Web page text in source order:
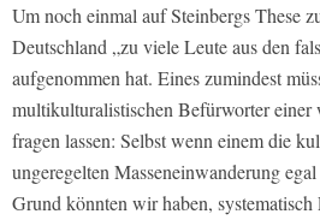
Um noch einmal auf Steinbergs These
Deutschland „zu viele Leute aus den
aufgenommen hat. Eines zumindest
multikulturalistischen Befürworter
fragen lassen: Selbst wenn einem die
ungeregelten Masseneinwanderung
Grund könnten wir haben,